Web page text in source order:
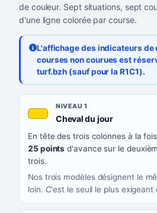
de couleur. Sept situations, sept
d'une ligne colorée par course.
L'affichage des indicateurs de
courses non courues est
turf.bzh (sauf pour la R1C1).
QUAND LA LIGNE PREND CETTE
CE QUE CELA VOUS DIT
NIVEAU 1
Cheval du jour, couleur
En tête des trois colonnes à la
25 points d'avance sur le
trois.
Nos trois modèles désignent le
loin. C'est le seuil le plus exigeant